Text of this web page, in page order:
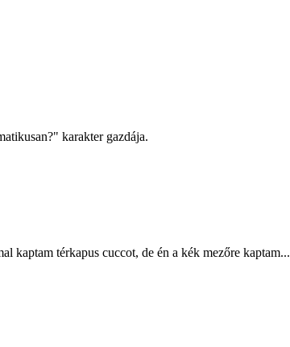
karakter gazdája.
térkapus cuccot, de én a kék mezőre